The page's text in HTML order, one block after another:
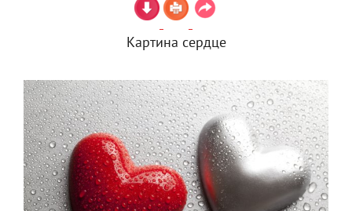
Картина сердце